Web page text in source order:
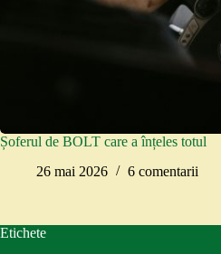
Șoferul de BOLT care a înțeles totul
26 mai 2026
6 comentarii
Etichete